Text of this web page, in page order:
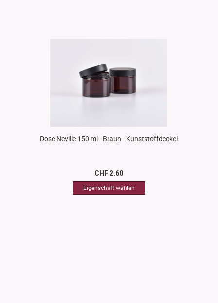
Dose Neville 150 ml - Braun - Kunststoffdeckel
CHF 2.60